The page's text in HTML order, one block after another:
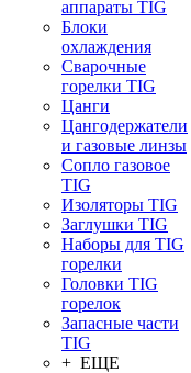
аппараты TIG
Блоки
охлаждения
Сварочные
горелки TIG
Цанги
Цангодержатели
и газовые линзы
Сопло газовое
TIG
Изоляторы TIG
Заглушки TIG
Наборы для TIG
горелки
Головки TIG
горелок
Запасные части
TIG
+ ЕЩЕ